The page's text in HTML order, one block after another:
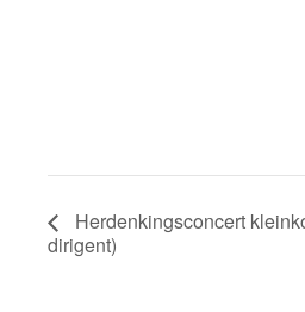
Herdenkingsconcert
dirigent)